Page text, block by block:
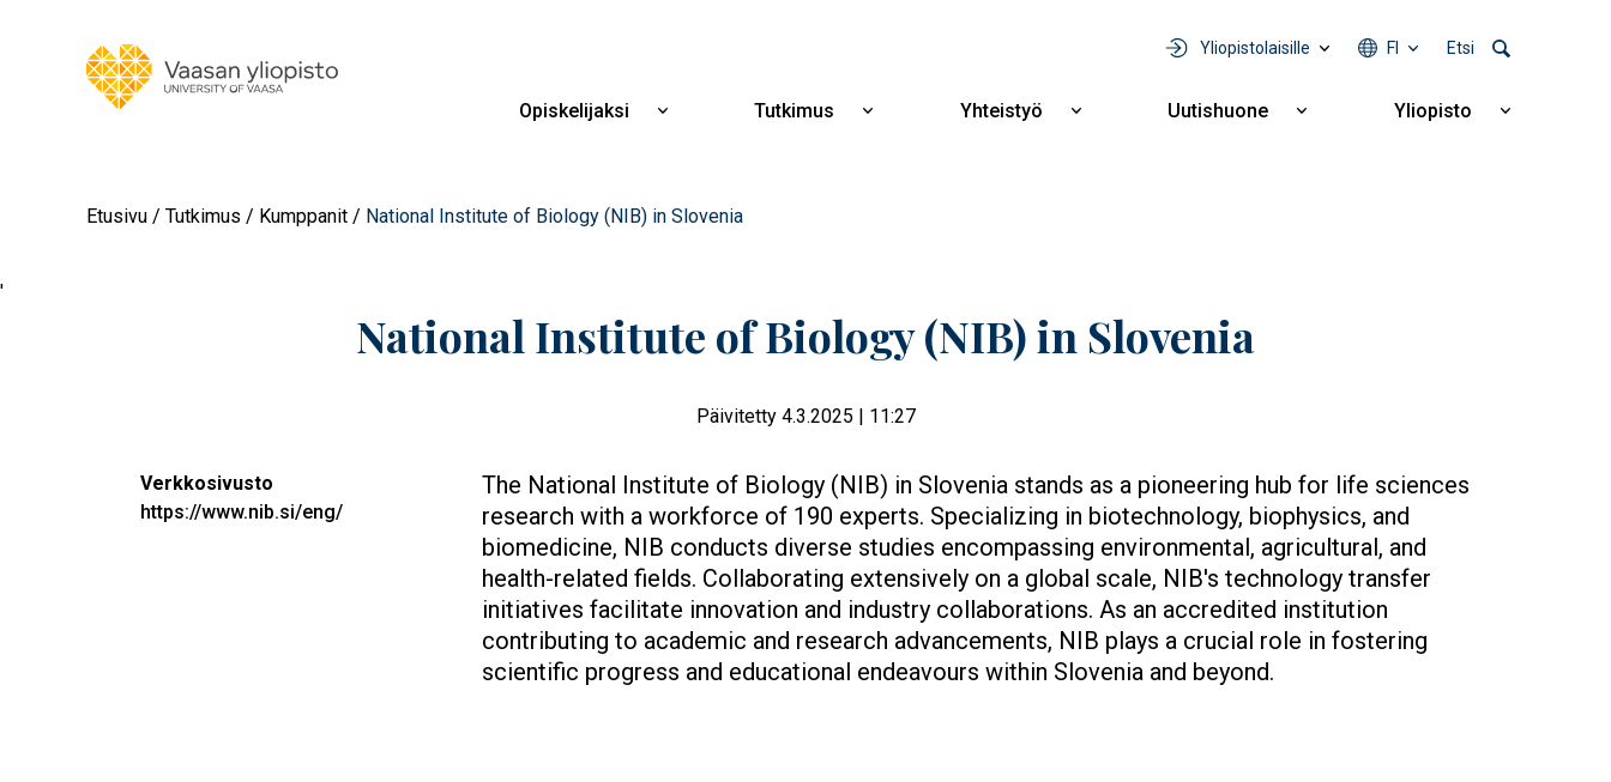
Yliopistolaisille FI Etsi
Opiskelijaksi
Näytä
Tutkimus
Näytä
Yhteistyö
Näytä
Uutishuone
Näytä
Yliopisto
Näytä
Etusivu Tutkimus Kumppanit National Institute of Biology (NIB) in Slovenia
'
National Institute of Biology (NIB) in Slovenia
Päivitetty 4.3.2025 | 11:27
Verkkosivusto
https://www.nib.si/eng/
The National Institute of Biology (NIB) in Slovenia stands as a pioneering hub for life sciences
research with a workforce of 190 experts. Specializing in biotechnology, biophysics, and
biomedicine, NIB conducts diverse studies encompassing environmental, agricultural, and
health-related fields. Collaborating extensively on a global scale, NIB's technology transfer
initiatives facilitate innovation and industry collaborations. As an accredited institution
contributing to academic and research advancements, NIB plays a crucial role in fostering
scientific progress and educational endeavours within Slovenia and beyond.